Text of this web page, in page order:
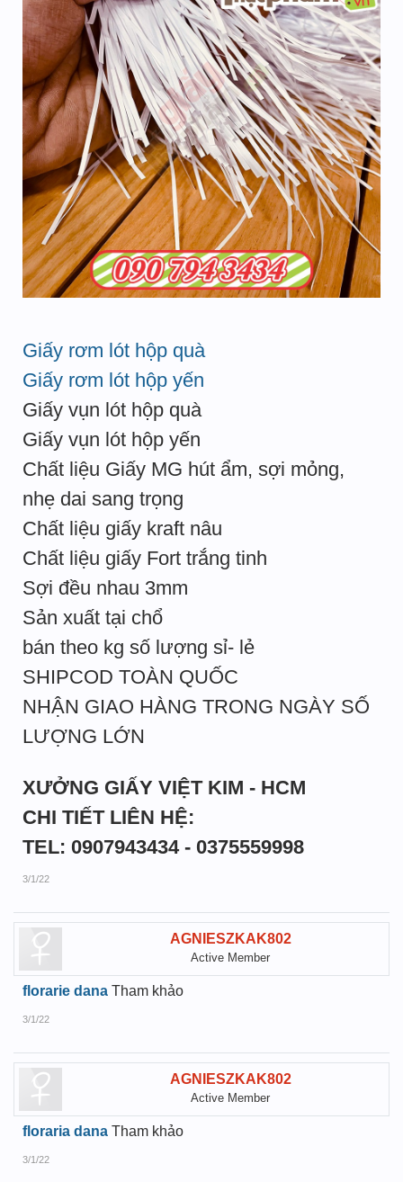
Giấy rơm lót hộp quà
Giấy rơm lót hộp yến
Giấy vụn lót hộp quà
Giấy vụn lót hộp yến
Chất liệu Giấy MG hút ẩm, sợi mỏng,
nhẹ dai sang trọng
Chất liệu giấy kraft nâu
Chất liệu giấy Fort trắng tinh
Sợi đều nhau 3mm
Sản xuất tại chổ
bán theo kg số lượng sỉ- lẻ
SHIPCOD TOÀN QUỐC
NHẬN GIAO HÀNG TRONG NGÀY SỐ
LƯỢNG LỚN
XƯỞNG GIẤY VIỆT KIM - HCM
CHI TIẾT LIÊN HỆ:
TEL: 0907943434 - 0375559998
3/1/22
AGNIESZKAK802
Active Member
florarie dana Tham khảo
3/1/22
AGNIESZKAK802
Active Member
floraria dana Tham khảo
3/1/22